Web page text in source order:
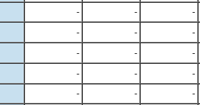
- - -
- - -
- - -
- - -
- - -